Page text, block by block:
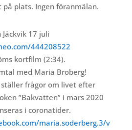
plats. Ingen föranmälan.
17 juli
444208522
kortfilm (2:34).
med Maria Broberg!
frågor om livet efter
”Bakvatten” i mars 2020
i coronatider.
maria.soderberg.3/v